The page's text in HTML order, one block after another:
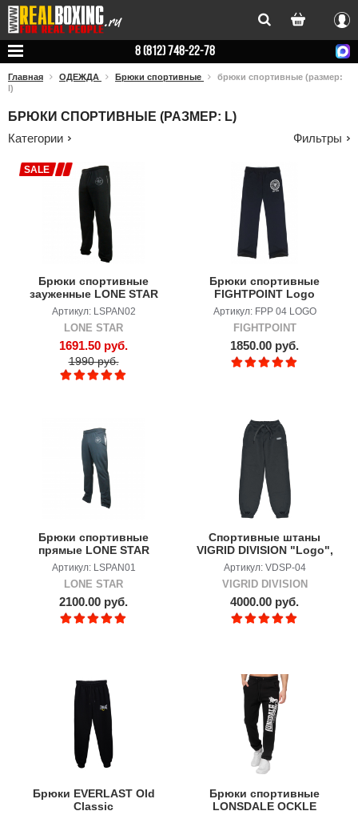
Вход
8 (812) 748-22-78
Главная ОДЕЖДА Брюки спортивные
брюки спортивные (размер:
l)
БРЮКИ СПОРТИВНЫЕ (РАЗМЕР: L)
Категории
Фильтры
SALE
Брюки спортивные
зауженные LONE STAR
Артикул: LSPAN02
LONE STAR
1691.50 руб.
1990 руб.
Брюки спортивные
FIGHTPOINT Logo
Артикул: FPP 04 LOGO
FIGHTPOINT
1850.00 руб.
Брюки спортивные
прямые LONE STAR
Артикул: LSPAN01
LONE STAR
2100.00 руб.
Спортивные штаны
VIGRID DIVISION "Logo",
черный
Артикул: VDSP-04
VIGRID DIVISION
4000.00 руб.
Брюки EVERLAST Old
Classic
Брюки спортивные
LONSDALE OCKLE